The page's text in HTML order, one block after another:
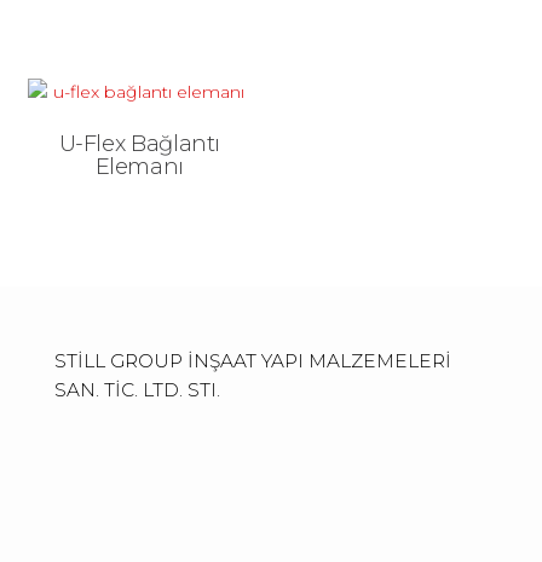
U-Flex Bağlantı
Elemanı
STİLL GROUP İNŞAAT YAPI MALZEMELERİ
SAN. TİC. LTD. STI.